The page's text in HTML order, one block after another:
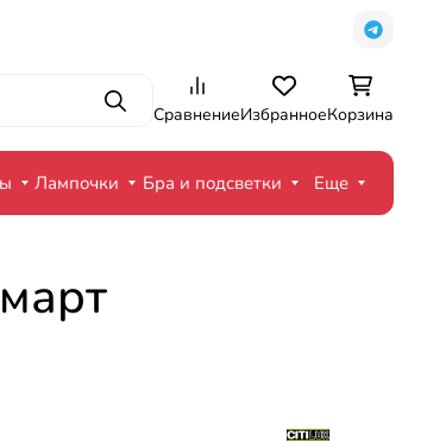
ПоискСравнениеИзбранноеКорзина
Лампочки Бра и подсветки Еще